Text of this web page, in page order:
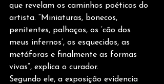
que revelam os caminhos poéticos do
artista. “Miniaturas, bonecos,
penitentes, palhaços, os ‘cão dos
meus infernos’, os esquecidos, as
metáforas e finalmente as formas
vivas”, explica o curador.
Segundo ele, a exposição evidencia